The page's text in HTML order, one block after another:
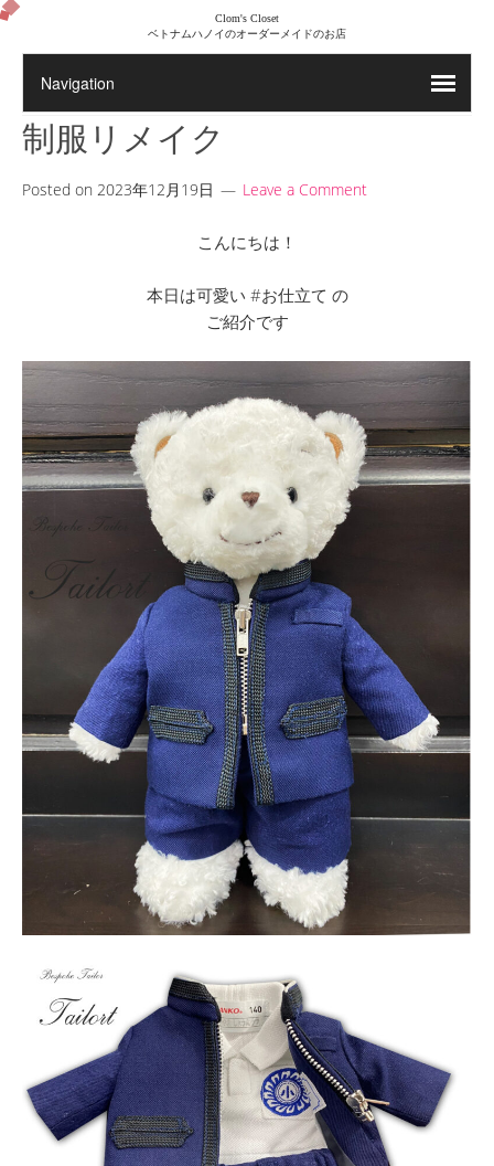
Clom's Closet
ベトナムハノイのオーダーメイドのお店
制服リメイク
Posted on 2023年12月19日 Leave a Comment
こんにちは！
本日は可愛い #お仕立て の
ご紹介です